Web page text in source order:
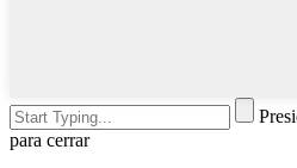
para cerrar